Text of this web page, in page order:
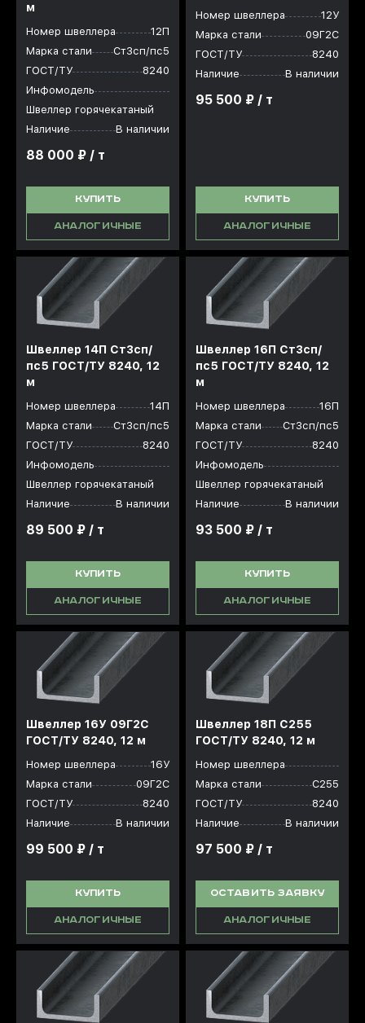
м
Номер швеллера
12П
Марка стали
Ст3сп/пс5
ГОСТ/ТУ
8240
Инфомодель
Швеллер горячекатаный
Наличие
В наличии
88 000 ₽ / т
КУПИТЬ
АНАЛОГИЧНЫЕ
Номер швеллера
12У
Марка стали
09Г2С
ГОСТ/ТУ
8240
Наличие
В наличии
95 500 ₽ / т
КУПИТЬ
АНАЛОГИЧНЫЕ
Швеллер 14П Ст3сп/
пс5 ГОСТ/ТУ 8240, 12
м
Номер швеллера
14П
Марка стали
Ст3сп/пс5
ГОСТ/ТУ
8240
Инфомодель
Швеллер горячекатаный
Наличие
В наличии
89 500 ₽ / т
КУПИТЬ
АНАЛОГИЧНЫЕ
Швеллер 16П Ст3сп/
пс5 ГОСТ/ТУ 8240, 12
м
Номер швеллера
16П
Марка стали
Ст3сп/пс5
ГОСТ/ТУ
8240
Инфомодель
Швеллер горячекатаный
Наличие
В наличии
93 500 ₽ / т
КУПИТЬ
АНАЛОГИЧНЫЕ
Швеллер 16У 09Г2С
ГОСТ/ТУ 8240, 12 м
Номер швеллера
16У
Марка стали
09Г2С
ГОСТ/ТУ
8240
Наличие
В наличии
99 500 ₽ / т
КУПИТЬ
АНАЛОГИЧНЫЕ
Швеллер 18П С255
ГОСТ/ТУ 8240, 12 м
Номер швеллера
Марка стали
С255
ГОСТ/ТУ
8240
Наличие
В наличии
97 500 ₽ / т
ОСТАВИТЬ ЗАЯВКУ
АНАЛОГИЧНЫЕ